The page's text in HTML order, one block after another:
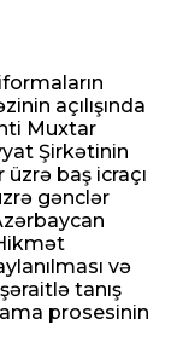
açılışında
Muxtar
Şirkətinin
baş icraçı
gənclər
və
tanış
prosesinin